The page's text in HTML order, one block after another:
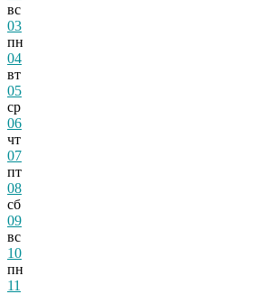
вс
03
пн
04
вт
05
ср
06
чт
07
пт
08
сб
09
вс
10
пн
11